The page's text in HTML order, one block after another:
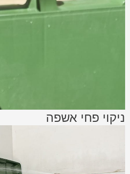
ניקוי פחי אשפה